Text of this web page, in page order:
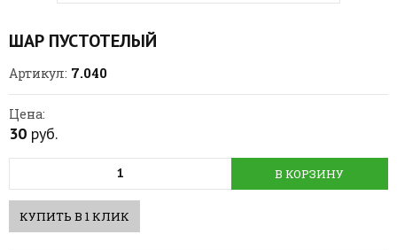
ШАР ПУСТОТЕЛЫЙ
Артикул: 7.040
Цена:
30 руб.
КУПИТЬ В 1 КЛИК
В КОРЗИНУ